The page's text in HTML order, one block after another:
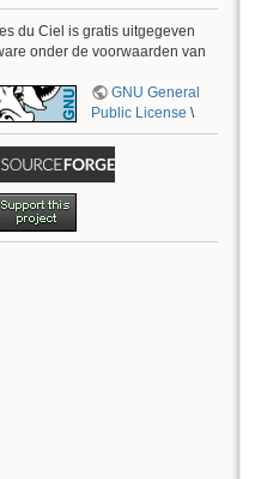
du Ciel is gratis uitgegeven
onder de voorwaarden van
GNU General
Public License \